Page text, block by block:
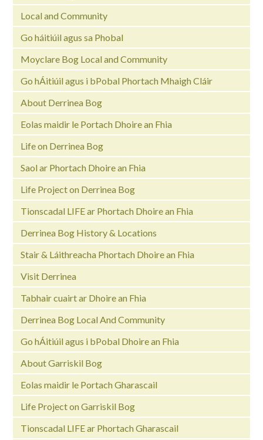
Local and Community
Go háitiúil agus sa Phobal
Moyclare Bog Local and Community
Go hÁitiúil agus i bPobal Phortach Mhaigh Cláir
About Derrinea Bog
Eolas maidir le Portach Dhoire an Fhia
Life on Derrinea Bog
Saol ar Phortach Dhoire an Fhia
Life Project on Derrinea Bog
Tionscadal LIFE ar Phortach Dhoire an Fhia
Derrinea Bog History & Locations
Stair & Láithreacha Phortach Dhoire an Fhia
Visit Derrinea
Tabhair cuairt ar Dhoire an Fhia
Derrinea Bog Local And Community
Go hÁitiúil agus i bPobal Dhoire an Fhia
About Garriskil Bog
Eolas maidir le Portach Gharascail
Life Project on Garriskil Bog
Tionscadal LIFE ar Phortach Gharascail